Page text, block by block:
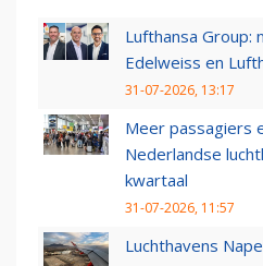
Lufthansa Group:
Edelweiss en
31-07-2026, 13:17
Meer passagiers
Nederlandse
kwartaal
31-07-2026, 11:57
Luchthavens